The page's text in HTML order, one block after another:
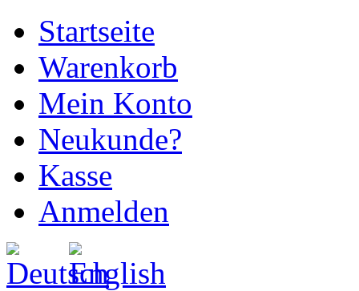
Startseite
Warenkorb
Mein Konto
Neukunde?
Kasse
Anmelden